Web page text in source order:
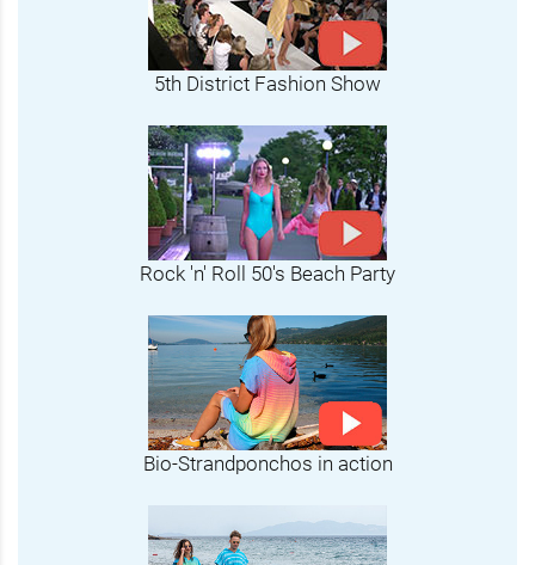
5th District Fashion Show
Rock 'n' Roll 50's Beach Party
Bio-Strandponchos in action